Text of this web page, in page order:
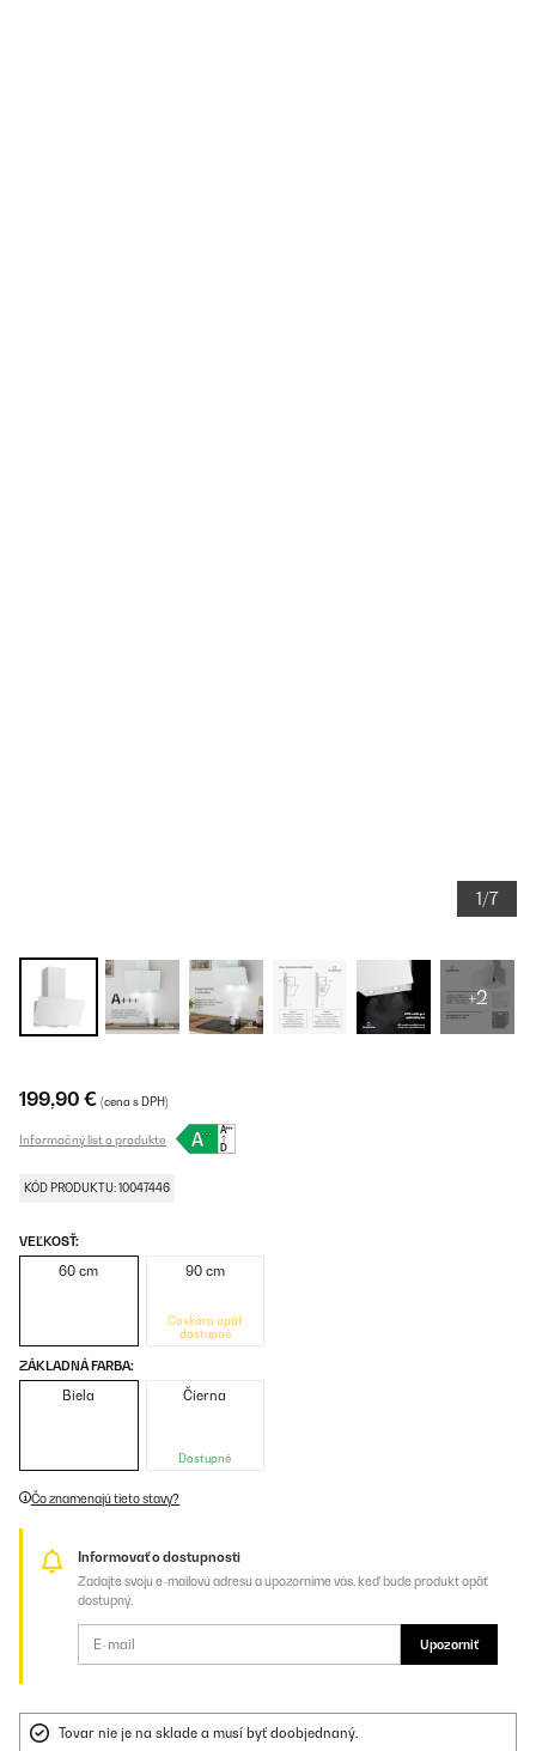
1/7
+2
199,90 € (cena s DPH)
Informačný list o produkte
KÓD PRODUKTU: 10047446
VEĽKOSŤ:
60 cm 90 cm
Čoskoro opäť
dostupné
ZÁKLADNÁ FARBA:
Biela Čierna
Dostupné
Čo znamenajú tieto stavy?
Informovať o dostupnosti
Zadajte svoju e-mailovú adresu a upozorníme vás, keď bude produkt opäť
dostupný.
Upozorniť
Tovar nie je na sklade a musí byť doobjednaný.